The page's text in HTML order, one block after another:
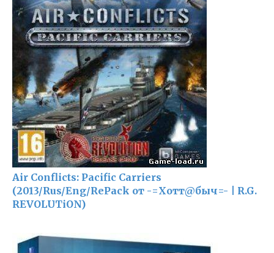
Air Conflicts: Pacific Carriers
(2013/Rus/Eng/RePack от -=Хотт@быч=- | R.G.
REVOLUTiON)